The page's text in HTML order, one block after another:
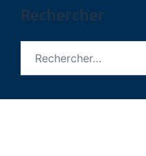
Rechercher